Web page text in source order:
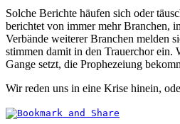
Solche Berichte häufen sich oder
berichtet von immer mehr Branchen,
Verbände weiterer Branchen melden
stimmen damit in den Trauerchor ein.
Gange setzt, die Prophezeiung
Wir reden uns in eine Krise hinein,